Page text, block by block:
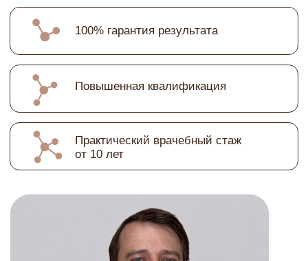
проспект 29 к2
ПН - ВС 10:00 - 21:00
info@molecule-clinic.ru
+7 925 199 11-22